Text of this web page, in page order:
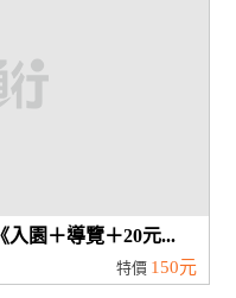
入園＋導覽＋20元...
特價 150元